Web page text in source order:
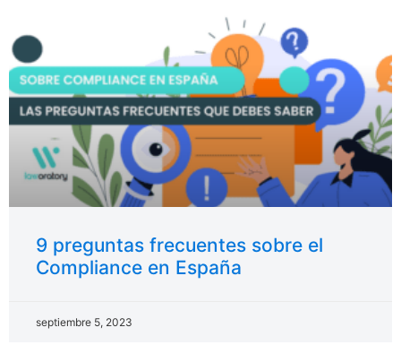
9 preguntas frecuentes sobre el
Compliance en España
septiembre 5, 2023